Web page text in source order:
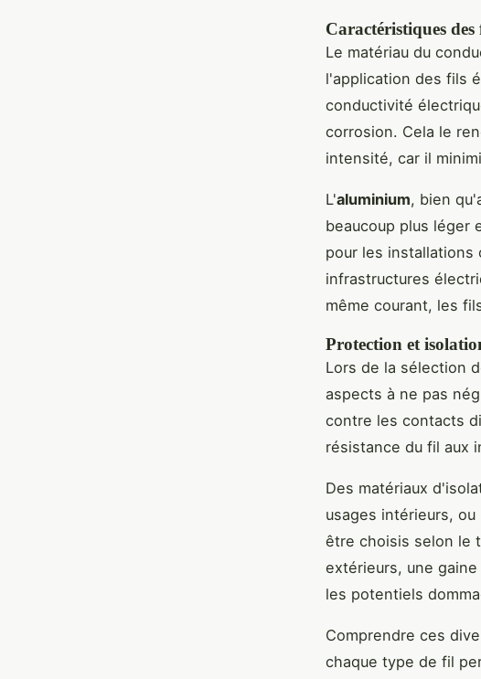
Caractéristiques
Le matériau du
l'application des fils
conductivité
corrosion. Cela le
intensité, car il
L'aluminium, bien
beaucoup plus léger
pour les installations
infrastructures
même courant, les
Protection et
Lors de la sélection
aspects à ne pas
contre les contacts
résistance du fil aux
Des matériaux
usages intérieurs, ou
être choisis selon le
extérieurs, une
les potentiels
Comprendre ces
chaque type de fil